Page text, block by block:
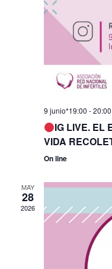
9 junio*19:00 -20:00
IG LIVE. EL
VIDA
On line
MAY
28
2026